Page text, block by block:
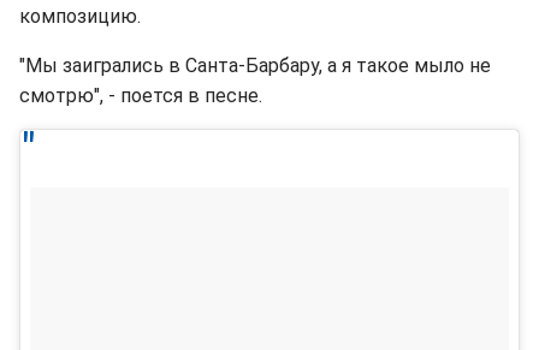
композицию.
"Мы заигрались в Санта-Барбару, а я такое мыло не
смотрю", - поется в песне.